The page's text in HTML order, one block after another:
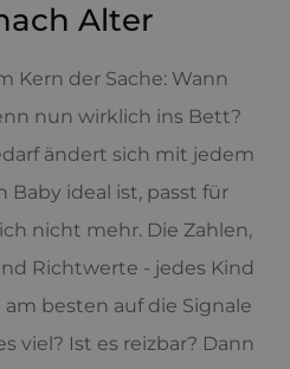
Alter
Kern der Sache: Wann
nun wirklich ins Bett?
ändert sich mit jedem
Baby ideal ist, passt für
nicht mehr. Die Zahlen,
Richtwerte - jedes Kind
besten auf die Signale
viel? Ist es reizbar? Dann